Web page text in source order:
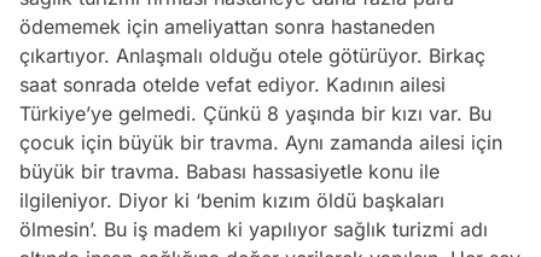
ödememek için ameliyattan sonra hastaneden
çıkartıyor. Anlaşmalı olduğu otele götürüyor. Birkaç
saat sonrada otelde vefat ediyor. Kadının ailesi
Türkiye’ye gelmedi. Çünkü 8 yaşında bir kızı var. Bu
çocuk için büyük bir travma. Aynı zamanda ailesi için
büyük bir travma. Babası hassasiyetle konu ile
ilgileniyor. Diyor ki ‘benim kızım öldü başkaları
ölmesin’. Bu iş madem ki yapılıyor sağlık turizmi adı